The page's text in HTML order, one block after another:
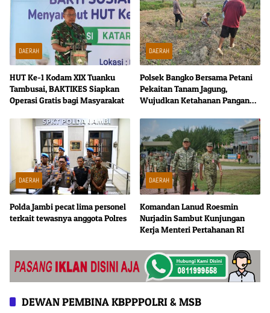
DAERAH
HUT Ke-1 Kodam XIX Tuanku
Tambusai, BAKTIKES Siapkan
Operasi Gratis bagi Masyarakat
DAERAH
Polsek Bangko Bersama Petani
Pekaitan Tanam Jagung,
Wujudkan Ketahanan Pangan
DAERAH
Polda Jambi pecat lima personel
terkait tewasnya anggota Polres
DAERAH
Komandan Lanud Roesmin
Nurjadin Sambut Kunjungan
Kerja Menteri Pertahanan RI
DEWAN PEMBINA KBPPPOLRI & MSB